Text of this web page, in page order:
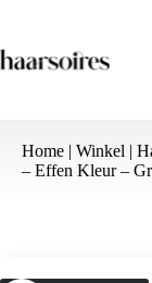
de
inhoud
Home | Winkel |
– Effen Kleur –